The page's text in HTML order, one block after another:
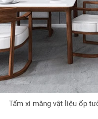
Tấm xi măng vật liệu ốp